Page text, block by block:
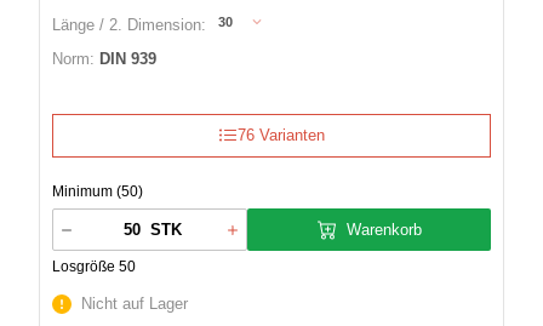
Länge / 2. Dimension:
30
Norm: DIN 939
76 Varianten
Minimum (50)
STK
Losgröße 50
Warenkorb
Nicht auf Lager